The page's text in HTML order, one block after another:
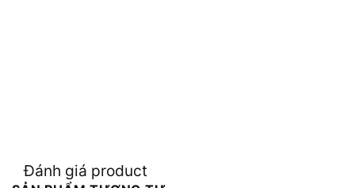
Đánh giá product